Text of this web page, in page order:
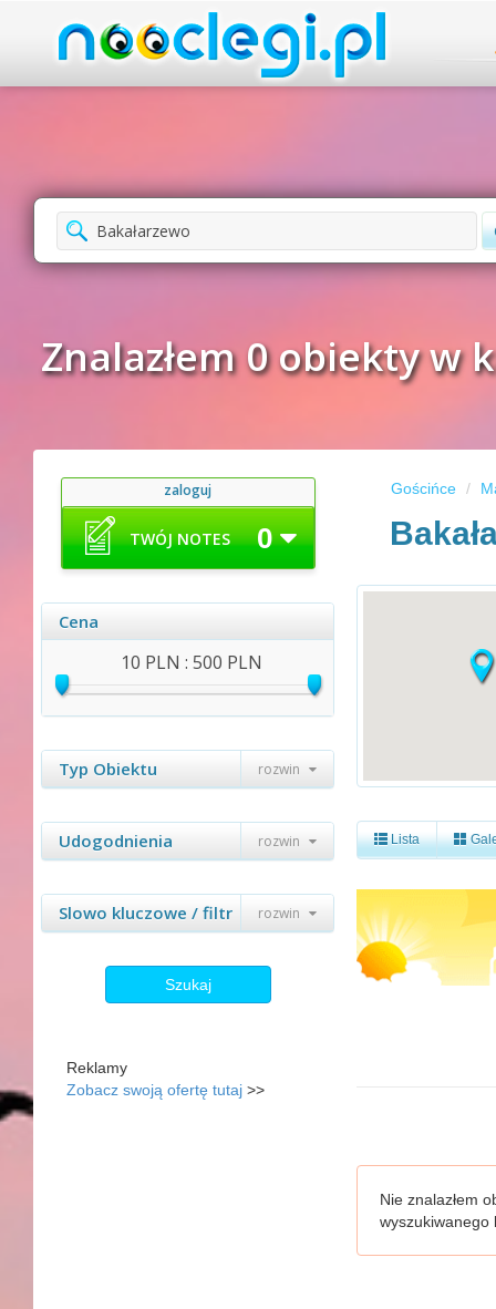
Znalazłem 0 obiekty w
zaloguj
TWÓJ NOTES 0
Cena
10 PLN : 500 PLN
Typ Obiektu rozwin
Udogodnienia rozwin
Slowo kluczowe / filtr rozwin
Szukaj
Reklamy
Zobacz swoją ofertę tutaj >>
Gościńce
Lista
Nie znalazłem